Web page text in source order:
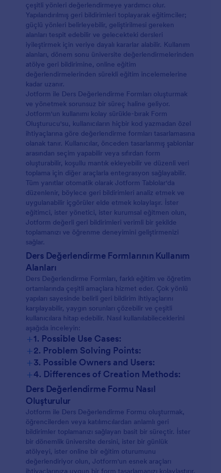
çeşitli yönleri değerlendirmeye yardımcı olur.
Yapılandırılmış geri bildirimleri toplayarak eğitimciler;
güçlü yönleri belirleyebilir, geliştirilmesi gereken
alanları tespit edebilir ve gelecekteki dersleri
iyileştirmek için veriye dayalı kararlar alabilir. Kullanım
alanları, dönem sonu üniversite değerlendirmelerinden
atölye geri bildirimine, online eğitim
değerlendirmelerinden sürekli eğitim incelemelerine
kadar uzanır.
Jotform ile Ders Değerlendirme Formları oluşturmak
ve yönetmek sorunsuz bir süreç haline geliyor.
Jotform'un kullanımı kolay sürükle-bırak Form
Oluşturucu'su, kullanıcıların hiçbir kod yazmadan özel
ihtiyaçlarına göre değerlendirme formları tasarlamasına
olanak tanır. Kullanıcılar, önceden tasarlanmış şablonlar
arasından seçim yapabilir veya sıfırdan form
oluşturabilir, koşullu mantık ekleyebilir ve düzenli veri
toplama için diğer araçlarla entegrasyon sağlayabilir.
Tüm yanıtlar otomatik olarak Jotform Tablolar'da
düzenlenir, böylece geri bildirimleri analiz etmek ve
uygulanabilir içgörüler elde etmek kolaylaşır. İster
eğitimci, ister yönetici, ister kurumsal eğitmen olun,
Jotform değerli geri bildirimleri verimli bir şekilde
toplamanızı ve öğrenme deneyimini geliştirmenizi
sağlar.
Ders Değerlendirme Formlarının Kullanım
Alanları
Ders Değerlendirme Formları, farklı eğitim ve öğretim
ortamlarında çeşitli amaçlara hizmet eder. Çok yönlü
yapıları sayesinde belirli geri bildirim ihtiyaçlarını
karşılayabilir, yaygın sorunları çözebilir ve çeşitli
kullanıcılara hitap edebilir. Nasıl kullanılabileceklerini
aşağıda inceleyin:
+1. Possible Use Cases:
+2. Problem Solving Points:
+3. Possible Owners and Users:
+4. Differences of Creation Methods:
Ders Değerlendirme Formu Nasıl
Oluşturulur
Jotform ile Ders Değerlendirme Formu oluşturmak,
öğrencilerden veya katılımcılardan anlamlı geri
bildirimler toplamanızı sağlayan basit bir süreçtir. İster
bir dönemlik üniversite dersini, ister bir günlük
atölyeyi, ister online bir eğitim oturumunu
değerlendiriyor olun, Jotform'un esnek araçları
ihtiyaçlarınıza uygun bir form tasarlamanızı kolaylaştırır.